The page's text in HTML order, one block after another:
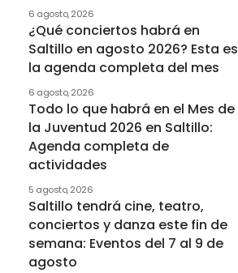
6 agosto, 2026
¿Qué conciertos habrá en
Saltillo en agosto 2026? Esta es
la agenda completa del mes
6 agosto, 2026
Todo lo que habrá en el Mes de
la Juventud 2026 en Saltillo:
Agenda completa de
actividades
5 agosto, 2026
Saltillo tendrá cine, teatro,
conciertos y danza este fin de
semana: Eventos del 7 al 9 de
agosto